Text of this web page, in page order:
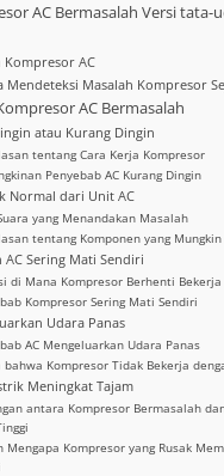
AC Bermasalah Versi tata-
Kompresor AC
Mendeteksi Masalah Kompresor
AC Bermasalah
atau Kurang Dingin
tentang Cara Kerja Kompresor
Penyebab AC Kurang Dingin
Normal dari Unit AC
yang Menandakan Masalah
tentang Komponen yang Mungkin
AC Sering Mati Sendiri
di Mana Kompresor Berhenti
Kompresor Sering Mati Sendiri
Udara Panas
AC Mengeluarkan Udara Panas
bahwa Kompresor Tidak Bekerja
Meningkat Tajam
antara Kompresor Bermasalah
Mengapa Kompresor yang Rusak